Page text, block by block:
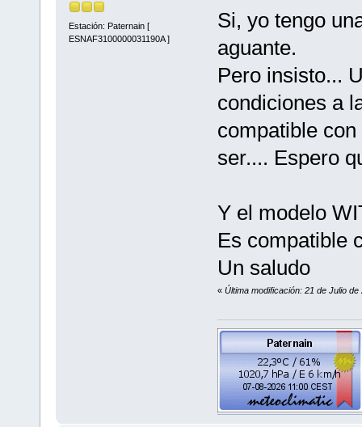
Estación: Paternain [
ESNAF3100000031190A ]
Si, yo tengo
aguante.
Pero insisto...
condiciones a
compatible
ser.... Espero
Y el modelo
Es compatible
Un saludo
« Última modificación: 21 de Julio